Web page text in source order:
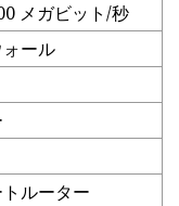
メガビット/秒
ール
ルーター